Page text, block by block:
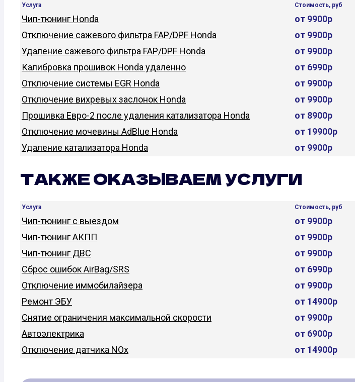
Услуга Стоимость, руб
Чип-тюнинг Honda от 9900р
Отключение сажевого фильтра FAP/DPF Honda
от 9900р
Удаление сажевого фильтра FAP/DPF Honda
от 9900р
Калибровка прошивок Honda удаленно
от 6990р
Отключение системы EGR Honda
от 9900р
Отключение вихревых заслонок Honda
от 9900р
Прошивка Евро-2 после удаления катализатора Honda
от 8900р
Отключение мочевины AdBlue Honda
от 19900р
Удаление катализатора Honda
от 9900р
ТАКЖЕ ОКАЗЫВАЕМ УСЛУГИ
Услуга Стоимость, руб
Чип-тюнинг с выездом от 9900р
Чип-тюнинг АКПП
от 9900р
Чип-тюнинг ДВС
от 9900р
Сброс ошибок AirBag/SRS
от 6990р
Отключение иммобилайзера
от 9900р
Ремонт ЭБУ
от 14900р
Снятие ограничения максимальной скорости
от 9900р
Автоэлектрика
от 6900р
Отключение датчика NOx
от 14900р